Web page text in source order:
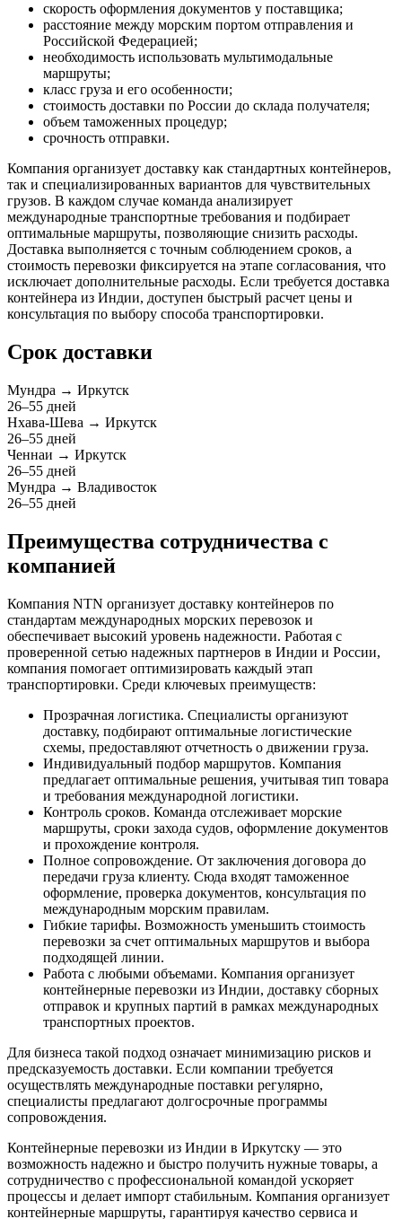
скорость оформления документов у поставщика;
расстояние между морским портом отправления и
Российской Федерацией;
необходимость использовать мультимодальные
маршруты;
класс груза и его особенности;
стоимость доставки по России до склада получателя;
объем таможенных процедур;
срочность отправки.
Компания организует доставку как стандартных контейнеров,
так и специализированных вариантов для чувствительных
грузов. В каждом случае команда анализирует
международные транспортные требования и подбирает
оптимальные маршруты, позволяющие снизить расходы.
Доставка выполняется с точным соблюдением сроков, а
стоимость перевозки фиксируется на этапе согласования, что
исключает дополнительные расходы. Если требуется доставка
контейнера из Индии, доступен быстрый расчет цены и
консультация по выбору способа транспортировки.
Срок доставки
Мундра → Иркутск
26–55 дней
Нхава-Шева → Иркутск
26–55 дней
Ченнаи → Иркутск
26–55 дней
Мундра → Владивосток
26–55 дней
Преимущества сотрудничества с
компанией
Компания NTN организует доставку контейнеров по
стандартам международных морских перевозок и
обеспечивает высокий уровень надежности. Работая с
проверенной сетью надежных партнеров в Индии и России,
компания помогает оптимизировать каждый этап
транспортировки. Среди ключевых преимуществ:
Прозрачная логистика. Специалисты организуют
доставку, подбирают оптимальные логистические
схемы, предоставляют отчетность о движении груза.
Индивидуальный подбор маршрутов. Компания
предлагает оптимальные решения, учитывая тип товара
и требования международной логистики.
Контроль сроков. Команда отслеживает морские
маршруты, сроки захода судов, оформление документов
и прохождение контроля.
Полное сопровождение. От заключения договора до
передачи груза клиенту. Сюда входят таможенное
оформление, проверка документов, консультация по
международным морским правилам.
Гибкие тарифы. Возможность уменьшить стоимость
перевозки за счет оптимальных маршрутов и выбора
подходящей линии.
Работа с любыми объемами. Компания организует
контейнерные перевозки из Индии, доставку сборных
отправок и крупных партий в рамках международных
транспортных проектов.
Для бизнеса такой подход означает минимизацию рисков и
предсказуемость доставки. Если компании требуется
осуществлять международные поставки регулярно,
специалисты предлагают долгосрочные программы
сопровождения.
Контейнерные перевозки из Индии в Иркутску — это
возможность надежно и быстро получить нужные товары, а
сотрудничество с профессиональной командой ускоряет
процессы и делает импорт стабильным. Компания организует
контейнерные маршруты, гарантируя качество сервиса и